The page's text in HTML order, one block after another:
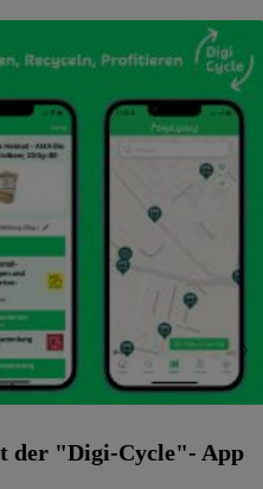
der "Digi-Cycle"- App